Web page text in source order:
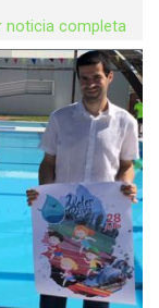
noticia completa